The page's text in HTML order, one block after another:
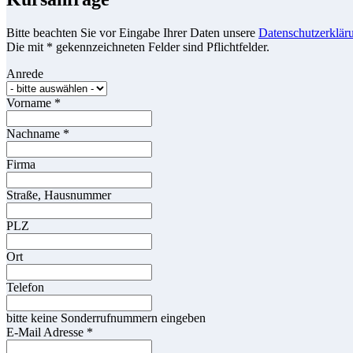
Bitte beachten Sie vor Eingabe Ihrer Daten unsere
Die mit * gekennzeichneten Felder sind Pflichtfelder.
Anrede
Vorname *
Nachname *
Firma
Straße, Hausnummer
PLZ
Ort
Telefon
bitte keine Sonderrufnummern eingeben
E-Mail Adresse *